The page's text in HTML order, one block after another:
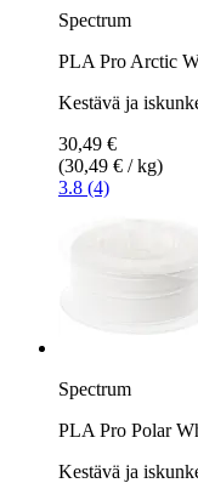
Spectrum
PLA Pro Arctic
Kestävä ja
30,49 €
(30,49 € / kg)
3.8 (4)
Spectrum
PLA Pro Polar
Kestävä ja